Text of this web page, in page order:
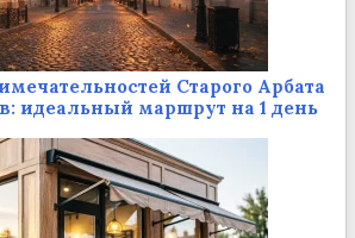
Старого Арбата
идеальный маршрут на 1 день